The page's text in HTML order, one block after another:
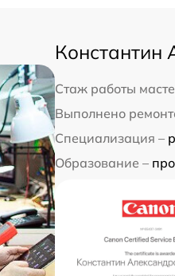
Константин
Стаж работы
Выполнено
Специализация –
Образование –